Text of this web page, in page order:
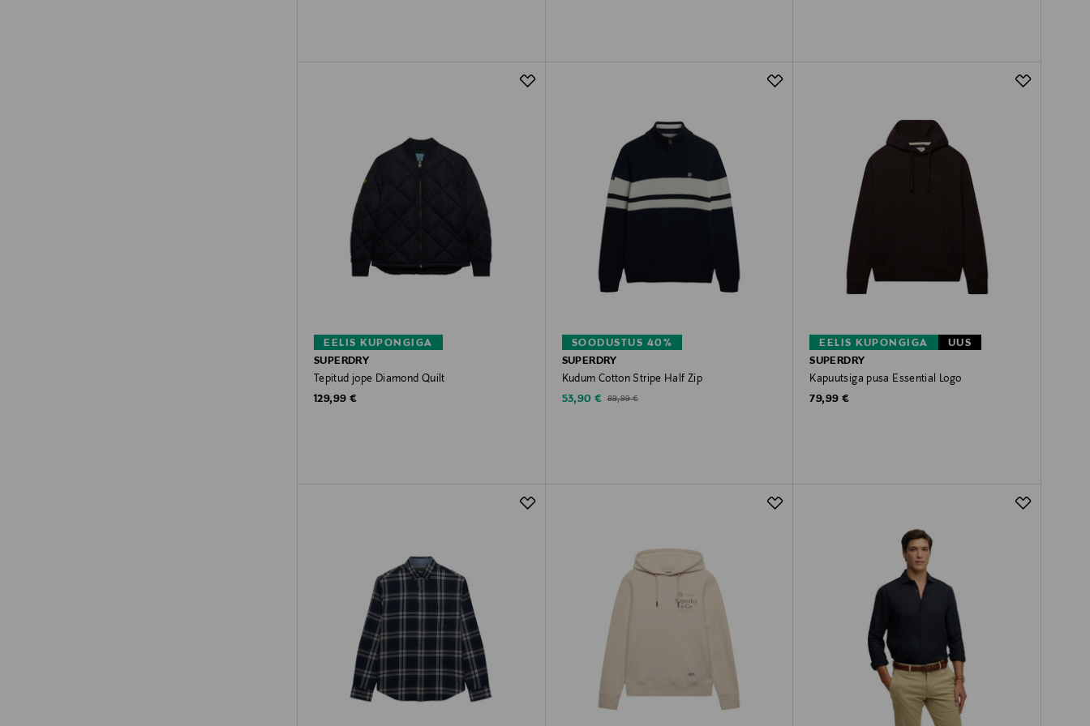
EELIS KUPONGIGA
SUPERDRY
Tepitud jope Diamond Quilt
Original Price
129,99 €
SOODUSTUS 40%
SUPERDRY
Kudum Cotton Stripe Half Zip
Discounted Price
53,90 € Original Price
89,99 €
EELIS KUPONGIGA
UUS
SUPERDRY
Kapuutsiga pusa Essential Logo
Original Price
79,99 €